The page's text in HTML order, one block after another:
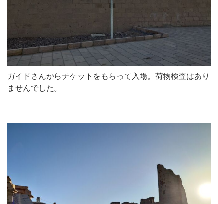
ガイドさんからチケットをもらって入場。荷物検査はあり
ませんでした。